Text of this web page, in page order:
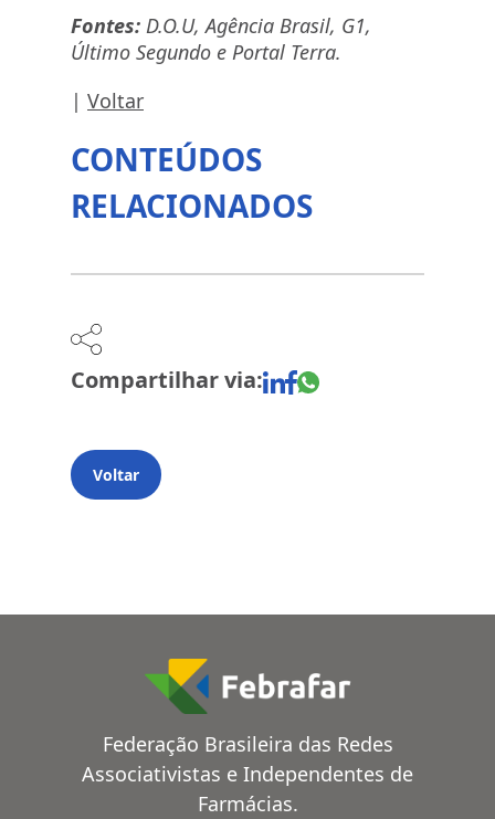
Fontes: D.O.U, Agência Brasil, G1,
Último Segundo e Portal Terra.
| Voltar
CONTEÚDOS
RELACIONADOS
Compartilhar via:
Voltar
Federação Brasileira das Redes
Associativistas e Independentes de
Farmácias.